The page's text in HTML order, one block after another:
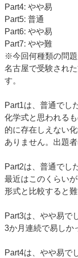
Part4: やや易
Part5: 普通
Part6: やや易
Part7: やや難
※今回何種類の問題
名古屋で受験され
す。
Part1は、普通でし
化学式と思われる
的に存在しえない
ありません。出題
Part2は、普通でし
最近はこのくらい
形式と比較すると難
Part3は、やや易で
3か月連続で易しか
Part4は、やや易で